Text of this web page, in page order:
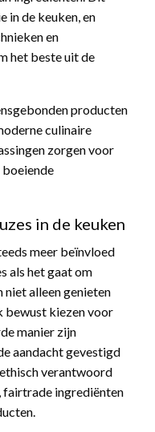
in de keuken, en
en
het beste uit de
producten
culinaire
zorgen voor
boeiende
in de keuken
meer beïnvloed
als het gaat om
niet alleen genieten
bewust kiezen voor
manier zijn
aandacht gevestigd
verantwoord
fairtrade ingrediënten